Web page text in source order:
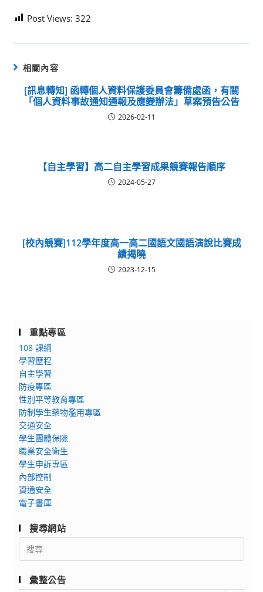
Post Views: 322
相關內容
[訊息轉知] 函轉個人資料保護委員會籌備處函，有關
「個人資料事故通知通報及應變辦法」草案預告公告
2026-02-11
【自主學習】高二自主學習成果競賽報告順序
2024-05-27
[校內競賽]112學年度高一高二國語文國語演說比賽成
績揭曉
2023-12-15
重點專區
108 課綱
學習歷程
自主學習
防疫專區
性別平等教育專區
防制學生藥物濫用專區
交通安全
學生團體保險
職業安全衛生
學生申訴專區
內部控制
資通安全
電子書庫
搜尋網站
Search
for:
彙整公告